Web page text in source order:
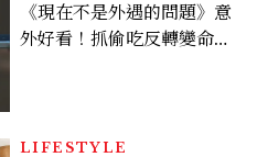
《現在不是外遇的問題》意
外好看！抓偷吃反轉變命
看點懶人包
LIFESTYLE